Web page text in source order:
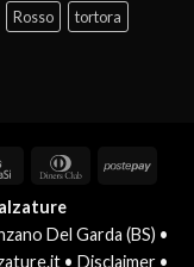
Rosso
tortora
Del Garda (BS) •
• Disclaimer •